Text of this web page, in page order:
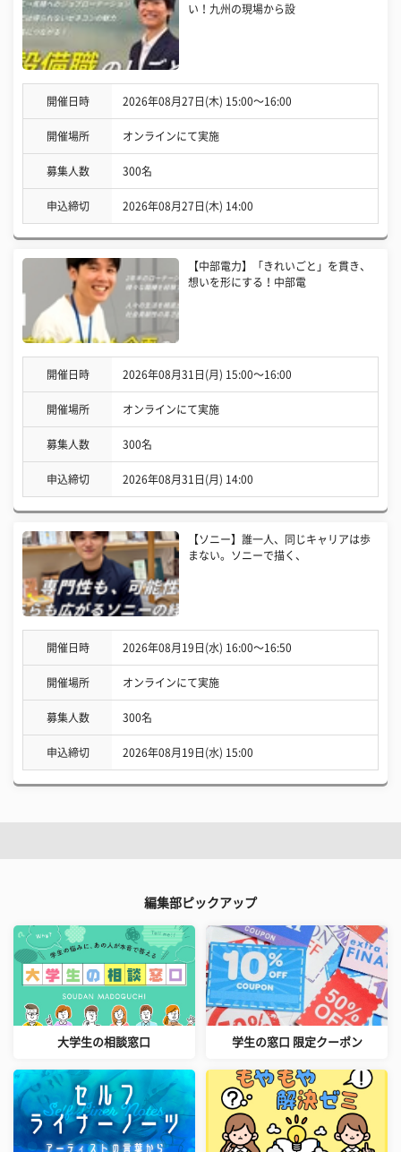
い！九州の現場から設
開催日時 2026年08月27日(木) 15:00〜16:00
開催場所 オンラインにて実施
募集人数 300名
申込締切 2026年08月27日(木) 14:00
【中部電力】「きれいごと」を貫き、
想いを形にする！中部電
開催日時 2026年08月31日(月) 15:00〜16:00
開催場所 オンラインにて実施
募集人数 300名
申込締切 2026年08月31日(月) 14:00
【ソニー】誰一人、同じキャリアは歩
まない。ソニーで描く、
開催日時 2026年08月19日(水) 16:00〜16:50
開催場所 オンラインにて実施
募集人数 300名
申込締切 2026年08月19日(水) 15:00
編集部ピックアップ
大学生の相談窓口 学生の窓口 限定クーポン